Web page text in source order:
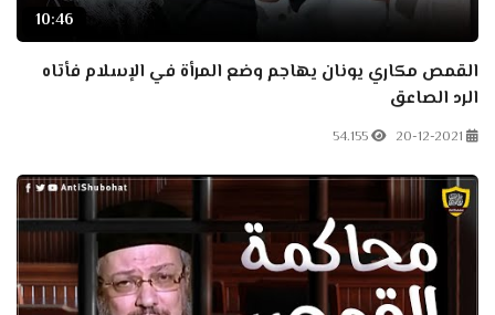
10:46
القمص مكاري يونان يهاجم وضع المرأة في الإسلام فأتاه
الرد الصاعق
20-12-2021
54.155